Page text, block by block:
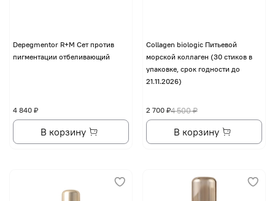
Depegmentor R+M Сет против
пигментации отбеливающий
4 840 ₽
В корзину
Collagen biologic Питьевой
морской коллаген (30 стиков в
упаковке, срок годности до
21.11.2026)
4 500 ₽
2 700 ₽
В корзину